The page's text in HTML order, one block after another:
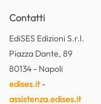
Contatti
EdiSES Edizioni S.r.l.
Piazza Dante, 89
80134 - Napoli
edises.it-
assistenza.edises.it